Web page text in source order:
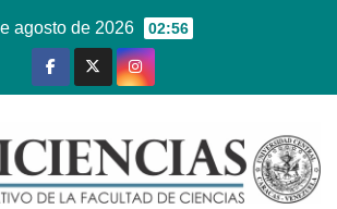
agosto de 2026 02:56